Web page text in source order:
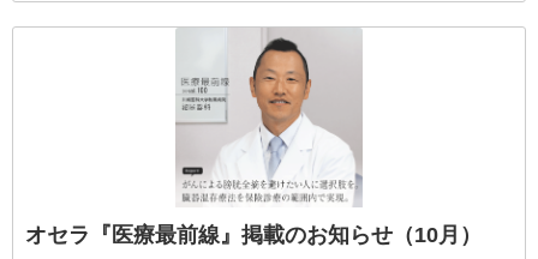
オセラ『医療最前線』掲載のお知らせ（10月）